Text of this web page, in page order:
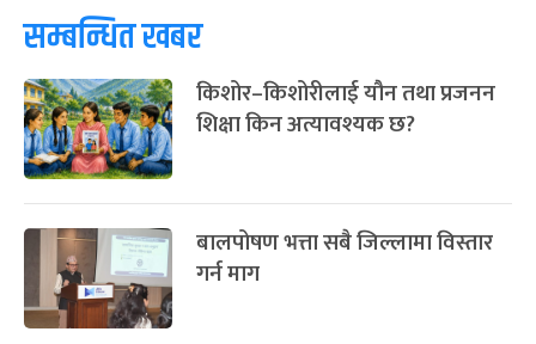
सम्बन्धित खबर
किशोर–किशोरीलाई यौन तथा प्रजनन
शिक्षा किन अत्यावश्यक छ?
बालपोषण भत्ता सबै जिल्लामा विस्तार
गर्न माग